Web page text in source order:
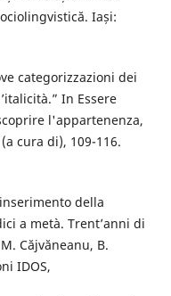
Iași:
categorizzazioni dei
In Essere
l'appartenenza,
cura di), 109-116.
della
a metà. Trent’anni di
Căjvăneanu, B.
IDOS,